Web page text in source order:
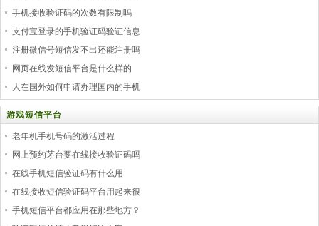
手机接收验证码的次数有限制吗
支付宝登录的手机验证码验证信息
注册微信号短信发不出还能注册吗
网页在线发短信平台是什么样的
人在国外如何申请办理国内的手机
游戏短信平台
老年机手机号码的激活过程
网上预约茅台要在线接收验证码吗
在线手机短信验证码有什么用
在线接收短信验证码平台用起来很
手机短信平台都应用在那些地方？